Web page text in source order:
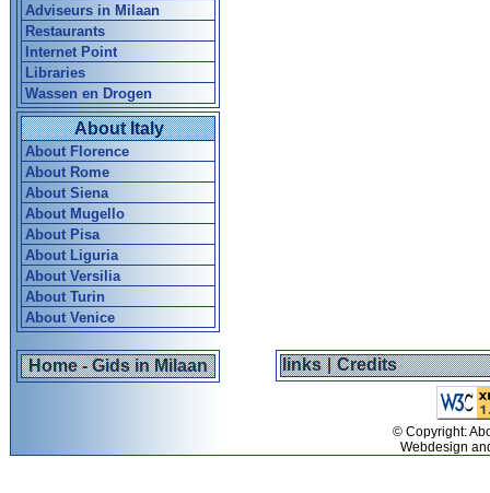
Adviseurs in Milaan
Restaurants
Internet Point
Libraries
Wassen en Drogen
About Italy
About Florence
About Rome
About Siena
About Mugello
About Pisa
About Liguria
About Versilia
About Turin
About Venice
Home - Gids in Milaan links|Credits
© Copyright:
Webdesign